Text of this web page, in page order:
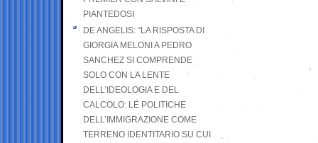
PIANTEDOSI
DE ANGELIS: “LA RISPOSTA DI
GIORGIA MELONI A PEDRO
SANCHEZ SI COMPRENDE
SOLO CON LA LENTE
DELL’IDEOLOGIA E DEL
CALCOLO: LE POLITICHE
DELL’IMMIGRAZIONE COME
TERRENO IDENTITARIO SU CUI